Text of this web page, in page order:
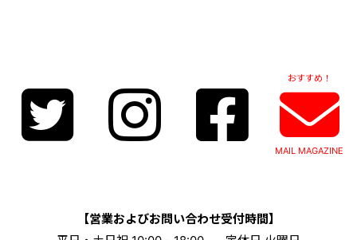
おすすめ！
MAIL MAGAZINE
【営業およびお問い合わせ受付時間】